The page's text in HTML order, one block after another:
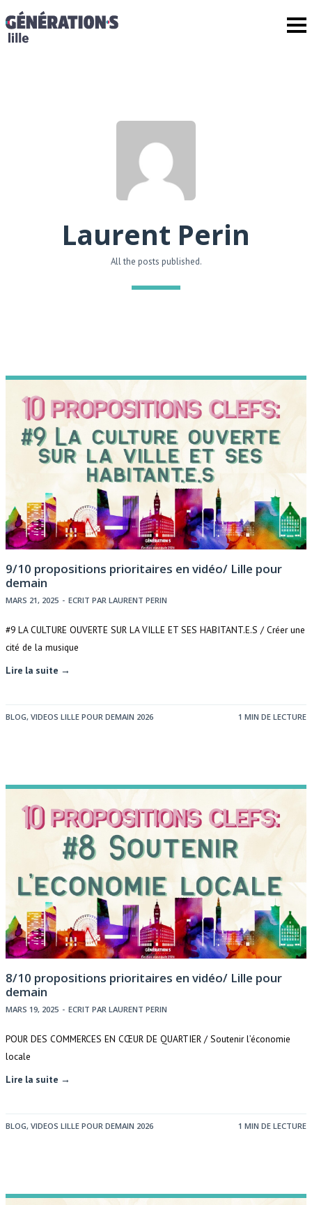
Laurent Perin
All the posts published.
9/10 propositions prioritaires en vidéo/ Lille pour
demain
MARS 21, 2025 - ECRIT PAR LAURENT PERIN
#9 LA CULTURE OUVERTE SUR LA VILLE ET SES HABITANT.E.S / Créer une
cité de la musique
Lire la suite →
BLOG, VIDEOS LILLE POUR DEMAIN 2026 1 MIN DE LECTURE
8/10 propositions prioritaires en vidéo/ Lille pour
demain
MARS 19, 2025 - ECRIT PAR LAURENT PERIN
POUR DES COMMERCES EN CŒUR DE QUARTIER / Soutenir l’économie
locale
Lire la suite →
BLOG, VIDEOS LILLE POUR DEMAIN 2026 1 MIN DE LECTURE